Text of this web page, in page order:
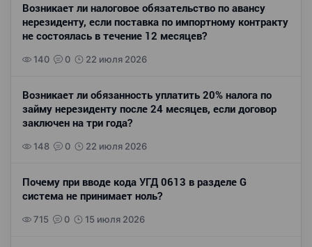
Возникает ли налоговое обязательство по авансу
нерезиденту, если поставка по импортному контракту
не состоялась в течение 12 месяцев?
140 0 22 июля 2026
Возникает ли обязанность уплатить 20% налога по
займу нерезиденту после 24 месяцев, если договор
заключен на три года?
148 0 22 июля 2026
Почему при вводе кода УГД 0613 в разделе G
система не принимает ноль?
715 0 15 июля 2026